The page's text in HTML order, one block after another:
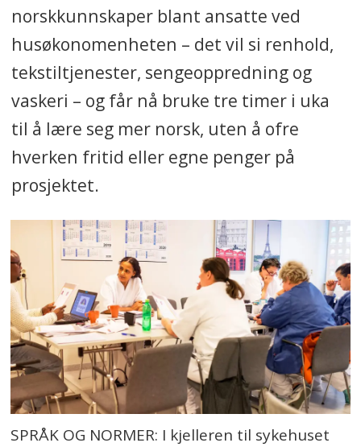
norskkunnskaper blant ansatte ved
husøkonomenheten – det vil si renhold,
tekstiltjenester, sengeoppredning og
vaskeri – og får nå bruke tre timer i uka
til å lære seg mer norsk, uten å ofre
hverken fritid eller egne penger på
prosjektet.
SPRÅK OG NORMER: I kjelleren til sykehuset